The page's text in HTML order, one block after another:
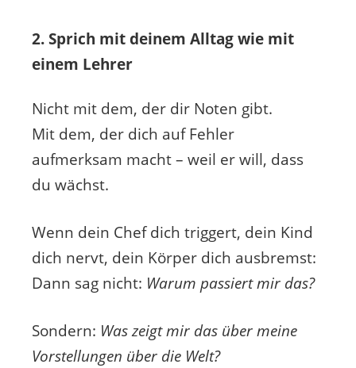
2. Sprich mit deinem Alltag wie mit
einem Lehrer
Nicht mit dem, der dir Noten gibt.
Mit dem, der dich auf Fehler
aufmerksam macht – weil er will, dass
du wächst.
Wenn dein Chef dich triggert, dein Kind
dich nervt, dein Körper dich ausbremst:
Dann sag nicht: Warum passiert mir das?
Sondern: Was zeigt mir das über meine
Vorstellungen über die Welt?